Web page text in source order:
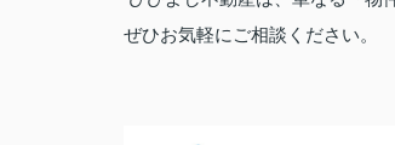
ぜひお気軽にご相談ください。